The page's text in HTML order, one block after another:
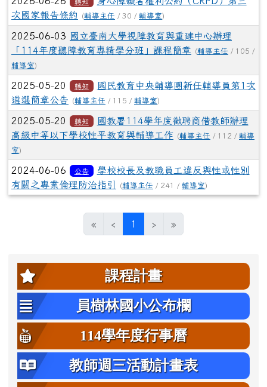
次國家報告條約
(輔導主任 / 30 / 輔導室)
2025-06-03 國立臺南大學視障教育與重建中心辦理
「114年度聽障教育專精學分班」課程簡章
(輔導主任 / 105 /
輔導室)
2025-05-20 轉知
國民教育中央輔導團新任輔導員第1次
遴選簡章公告
(輔導主任 / 115 / 輔導室)
2025-05-20 轉知
國教署114學年度徵聘商借教師辦理
高級中等以下學校性平教育與輔導工作 (輔導主任 / 112 / 輔導
室)
2024-06-06 公告
學校校長及教職員工違反與性或性別
有關之專業倫理防治指引
(輔導主任 / 241 / 輔導室)
« ‹ 1 (目前頁次)
› »
左邊區域內容
課程計畫
員樹林國小公布欄
114學年度行事曆
教師週三活動計畫表